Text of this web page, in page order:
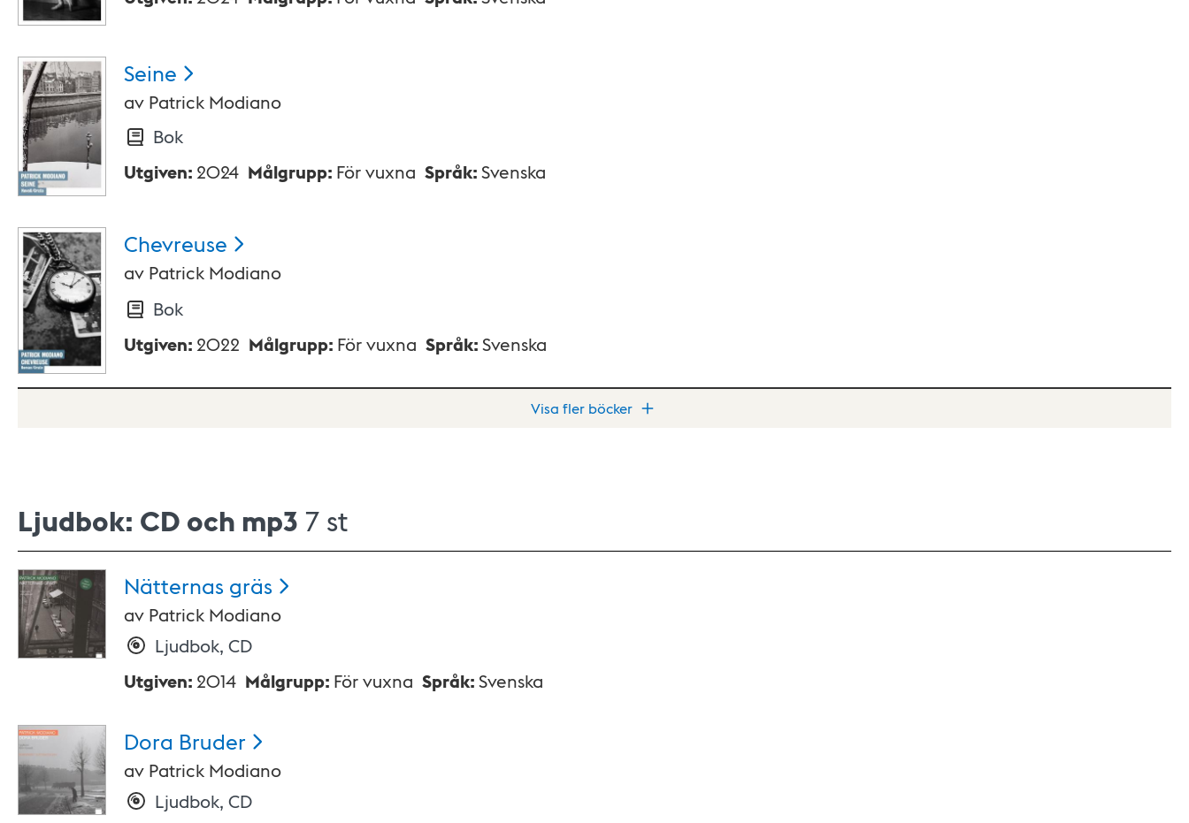
Seine
av Patrick Modiano
Bok
Utgiven:2024 Målgrupp: För vuxna Språk:Svenska
Chevreuse
av Patrick Modiano
Bok
Utgiven:2022 Målgrupp: För vuxna Språk:Svenska
Visa fler böcker
Ljudbok: CD och mp3 7 st
Nätternas gräs
av Patrick Modiano
Ljudbok, CD
Utgiven: 2014 Målgrupp: För vuxna Språk:Svenska
Dora Bruder
av Patrick Modiano
Ljudbok, CD